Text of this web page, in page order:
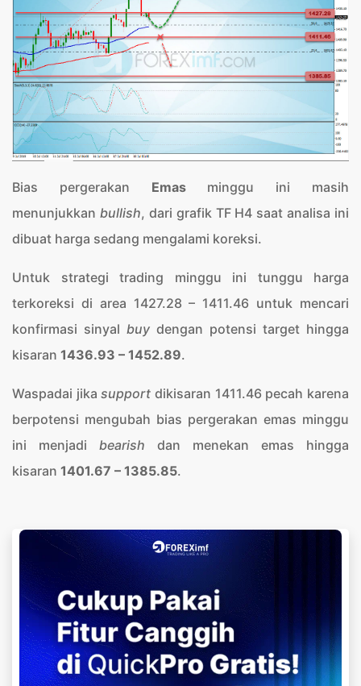
Bias pergerakan Emasminggu ini masih
menunjukkan bullish, dari grafik TF H4 saat analisa ini
dibuat harga sedang mengalami koreksi.
Untuk strategi trading minggu ini tunggu harga
terkoreksi di area 1427.28 – 1411.46 untuk mencari
konfirmasi sinyal buy dengan potensi target hingga
kisaran 1436.93 – 1452.89.
Waspadai jikasupport dikisaran 1411.46 pecah karena
berpotensi mengubah bias pergerakan emas minggu
ini menjadi bearish dan menekan emas hingga
kisaran 1401.67 – 1385.85.